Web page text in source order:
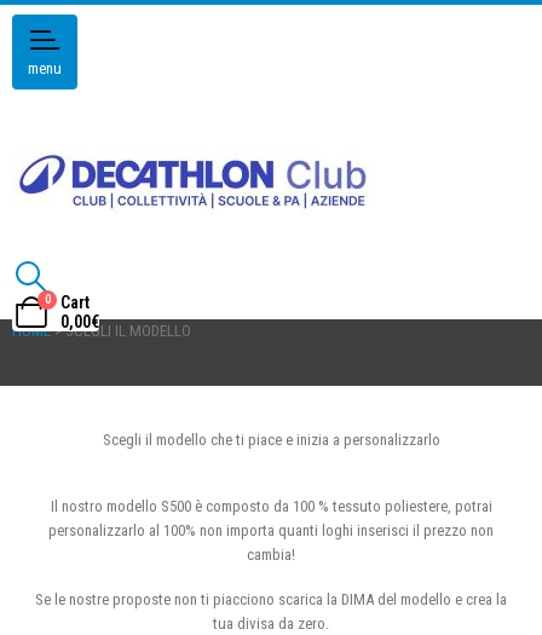
menu
0
Cart
0,00€
HOME> SCEGLI IL MODELLO
Scegli il modello che ti piace e inizia a personalizzarlo
Il nostro modello S500 è composto da 100 % tessuto poliestere, potrai
personalizzarlo al 100% non importa quanti loghi inserisci il prezzo non
cambia!
Se le nostre proposte non ti piacciono scarica la DIMA del modello e crea la
tua divisa da zero.